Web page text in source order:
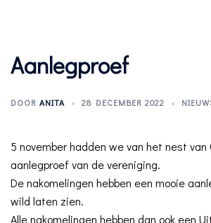
Aanlegproef
DOOR ANITA 28 DECEMBER 2022
5 november hadden we van het nest van
aanlegproef van de vereniging.
De nakomelingen hebben een mooie
wild laten zien.
Alle nakomelingen hebben dan ook een